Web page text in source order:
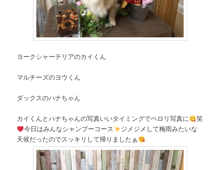
ヨークシャーテリアのカイくん
マルチーズのヨウくん
ダックスのハナちゃん
カイくんとハナちゃんの写真いいタイミングでペロリ写真に
笑
今日はみんなシャンプーコース
ジメジメして梅雨みたいな
天候だったのでスッキリして帰りましたぁ